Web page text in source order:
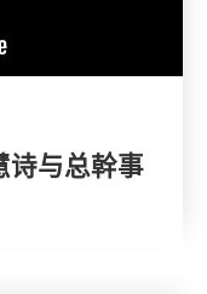
诗与总幹事